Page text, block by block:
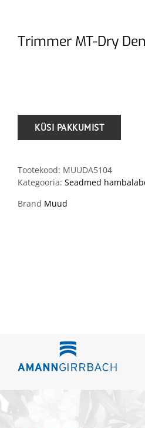
Trimmer MT-Dry
Tootekood: MUUDA5104
Kategooria: Seadmed
Brand Muud